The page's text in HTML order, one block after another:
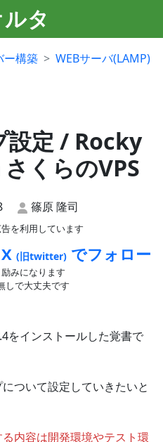
タ
ー構築
WEBサーバ(LAMP)
設定 / Rocky
くらのVPS
篠原 隆司
を利用しています
X (旧twitter) でフォロー
みになります
しで大丈夫です
をインストールした覚書で
ついて設定していきたいと
内容は開発環境やテスト環